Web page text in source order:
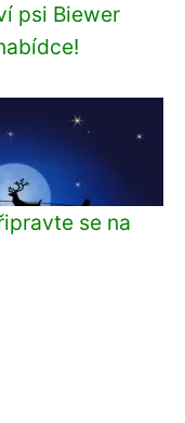
psi Biewer
se na